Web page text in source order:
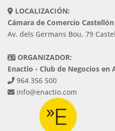
LOCALIZACIÓN:
Cámara de Comercio Castellón
Av. dels Germans Bou, 79
ORGANIZADOR:
Enactio - Club de Negocios en
964 356 500
info@enactio.com